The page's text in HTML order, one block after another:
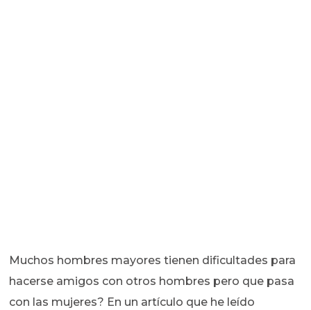
Muchos hombres mayores tienen dificultades para
hacerse amigos con otros hombres pero que pasa
con las mujeres? En un artículo que he leído